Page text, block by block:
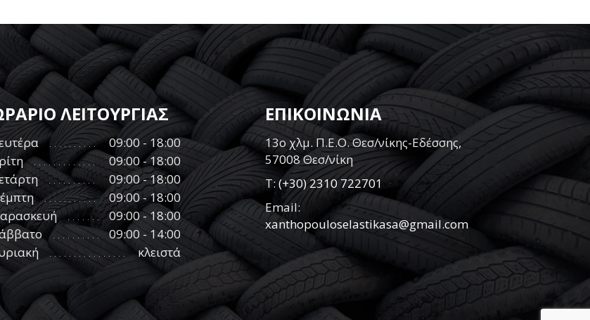
ΛΕΙΤΟΥΡΓΙΑΣ
09:00 - 18:00
09:00 - 18:00
09:00 - 18:00
09:00 - 18:00
09:00 - 18:00
09:00 - 14:00
κλειστά
ΕΠΙΚΟΙΝΩΝΙΑ
13ο χλμ. Π.Ε.Ο. Θεσ/νίκης-Εδέσσης,
57008 Θεσ/νίκη
Τ:(+30) 2310 722701
Email:
xanthopouloselastikasa@gmail.com